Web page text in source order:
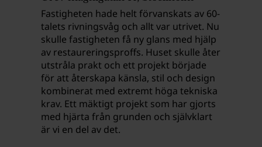
Fastigheten hade helt förvanskats av 60-
talets rivningsvåg och allt var utrivet. Nu
skulle fastigheten få ny glans med hjälp
av restaureringsproffs. Huset skulle åter
utstråla prakt och ett projekt började
för att återskapa känsla, stil och design
kombinerat med extremt höga tekniska
krav. Ett mäktigt projekt som har gjorts
med hjärta från grunden och självklart
är vi en del av det.